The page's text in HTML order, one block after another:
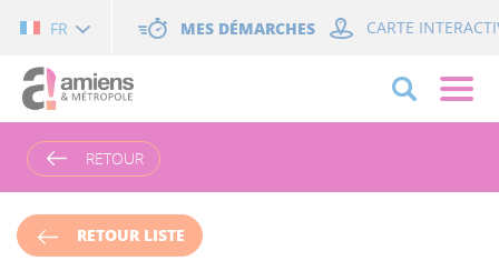
FR MES DÉMARCHES CARTE
RETOUR
RETOUR LISTE